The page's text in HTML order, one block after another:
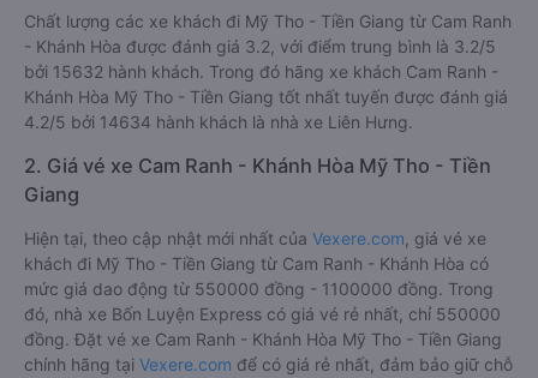
Chất lượng các xe khách đi Mỹ Tho - Tiền Giang từ Cam Ranh
- Khánh Hòa được đánh giá 3.2, với điểm trung bình là 3.2/5
bởi 15632 hành khách. Trong đó hãng xe khách Cam Ranh -
Khánh Hòa Mỹ Tho - Tiền Giang tốt nhất tuyến được đánh giá
4.2/5 bởi 14634 hành khách là nhà xe Liên Hưng.
2. Giá vé xe Cam Ranh - Khánh Hòa Mỹ Tho - Tiền
Giang
Hiện tại, theo cập nhật mới nhất của Vexere.com , giá vé xe
khách đi Mỹ Tho - Tiền Giang từ Cam Ranh - Khánh Hòa có
mức giá dao động từ 550000 đồng - 1100000 đồng. Trong
đó, nhà xe Bốn Luyện Express có giá vé rẻ nhất, chỉ 550000
đồng. Đặt vé xe Cam Ranh - Khánh Hòa Mỹ Tho - Tiền Giang
chính hãng tại Vexere.com để có giá rẻ nhất, đảm bảo giữ chỗ